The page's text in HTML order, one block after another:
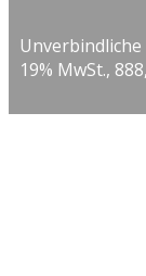
19% MwSt.,